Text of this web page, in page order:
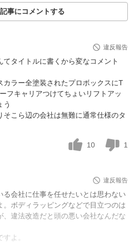
事にコメントする
違反報告
タイトルに書くから変なコメント
カラー全塗装されたプロボックスにT
フキャリアつけてちょいリフトアッ
う
こら辺の会社は無難に通常仕様のタ
10 1
違反報告
会社に仕事を任せたいとは思わない
ボディラッピングなどで目立つのは
、違法改造だと頭の悪い会社なんだな
よ。